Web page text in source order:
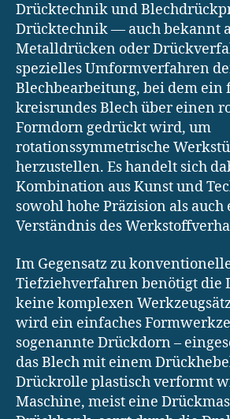
Drücktechnik und
Drücktechnik — auch bekannt
Metalldrücken oder
spezielles Umformverfahren
Blechbearbeitung, bei dem ein
kreisrundes Blech über einen
Formdorn gedrückt wird, um
rotationssymmetrische
herzustellen. Es handelt sich
Kombination aus Kunst und
sowohl hohe Präzision als auch
Verständnis des
Im Gegensatz zu
Tiefziehverfahren benötigt die
keine komplexen
wird ein einfaches
sogenannte Drückdorn –
das Blech mit einem
Drückrolle plastisch verformt
Maschine, meist eine